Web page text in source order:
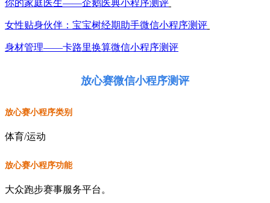
你的家庭医生——企鹅医典小程序测评
女性贴身伙伴：宝宝树经期助手微信小程序测评
身材管理——卡路里换算微信小程序测评
放心赛微信小程序测评
放心赛小程序类别
体育/运动
放心赛小程序功能
大众跑步赛事服务平台。